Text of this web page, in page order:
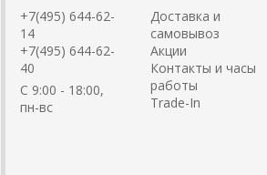
+7(495) 644-62-
14
+7(495) 644-62-
40
C 9:00 - 18:00,
пн-вс
Доставка и
самовывоз
Акции
Контакты и часы
работы
Trade-In